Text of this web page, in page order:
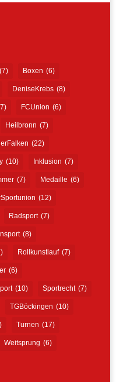
(7) Boxen (6)
DeniseKrebs (8)
FCUnion (6)
Heilbronn (7)
(22)
(10) Inklusion (7)
(7) Medaille (6)
(12)
Radsport (7)
(8)
Rollkunstlauf (7)
(6)
(10) Sportrecht (7)
TGBöckingen (10)
Turnen (17)
Weitsprung (6)